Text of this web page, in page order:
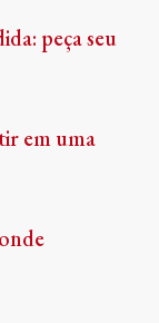
peça seu
em uma